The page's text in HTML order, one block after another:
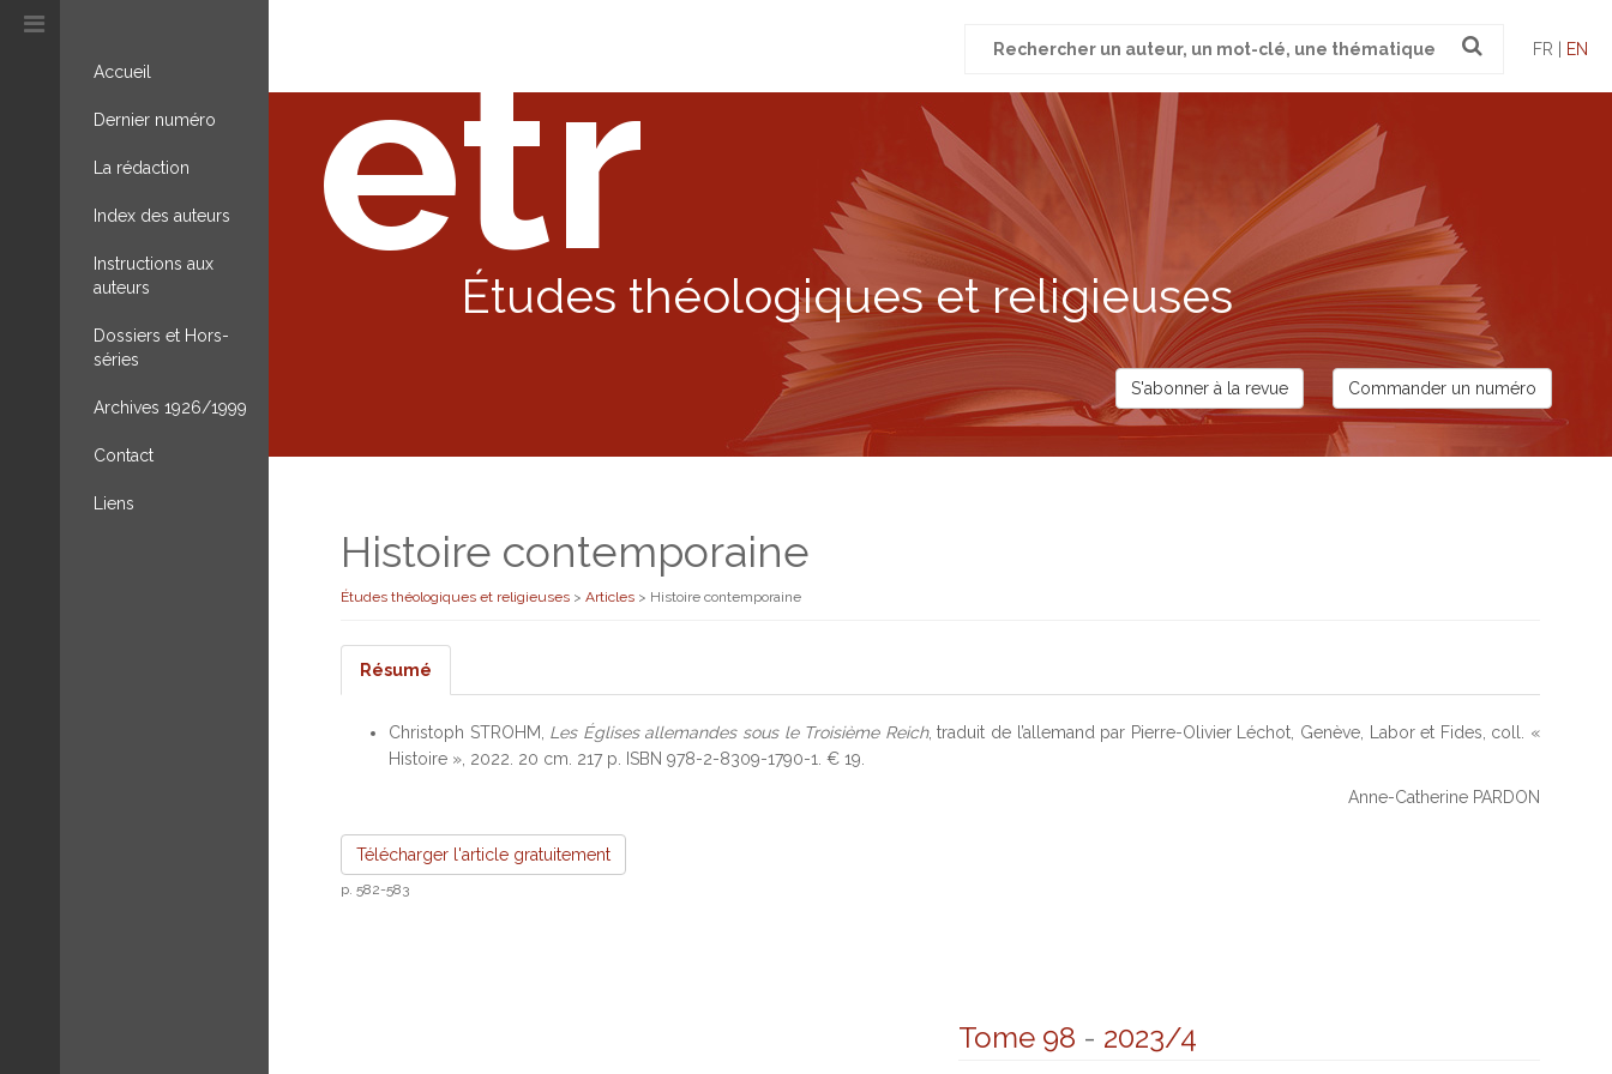
Accueil
Dernier numéro
La rédaction
Index des auteurs
Instructions aux
auteurs
Dossiers et Hors-
séries
Archives 1926/1999
Contact
Liens
pour
FR | EN
etr
Études théologiques et religieuses
S'abonner à la revue Commander un numéro
Histoire contemporaine
Études théologiques et religieuses > Articles > Histoire contemporaine
Résumé
Christoph STROHM, Les Églises allemandes sous le Troisième Reich, traduit de l’allemand par Pierre-Olivier Léchot, Genève, Labor et Fides, coll. «
Histoire », 2022. 20 cm. 217 p. ISBN 978-2-8309-1790-1. € 19.
Anne-Catherine PARDON
Télécharger l'article gratuitement
p. 582-583
Tome 98 - 2023/4